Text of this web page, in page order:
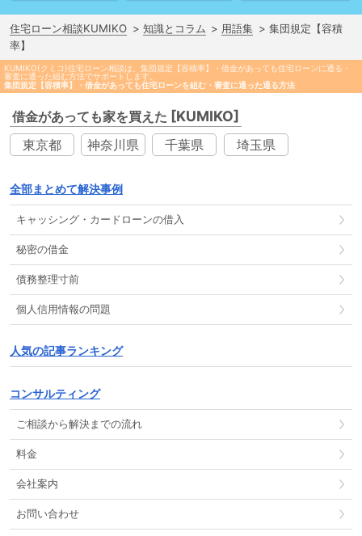
KUMIKO(クミコ)住宅ローン相談は、集団規定【容積率】・借金があっても住宅ローンに通る・
審査に通った組む方法でサポートします。
集団規定【容積率】・借金があっても住宅ローンを組む・審査に通った通る方法
住宅ローン相談KUMIKO 知識とコラム 用語集
集団規定【容積
率】
借金があっても家を買えた [KUMIKO]
東京都 神奈川県 千葉県 埼玉県
全部まとめて解決事例
キャッシング ・ カードローンの借入
秘密の借金
債務整理寸前
個人信用情報の問題
人気の記事ランキング
コンサルティング
ご相談から解決までの流れ
料金
会社案内
お問い合わせ